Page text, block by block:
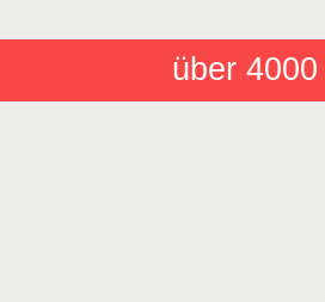
über 4000